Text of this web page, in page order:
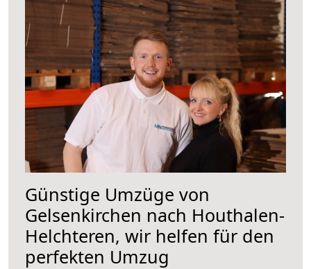
Günstige Umzüge von
Gelsenkirchen nach Houthalen-
Helchteren, wir helfen für den
perfekten Umzug